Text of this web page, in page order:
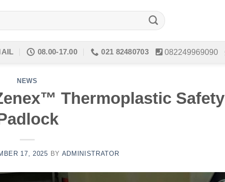
08.00-17.00 021 82480703 082249969090
NEWS
Thermoplastic Safety
17, 2025 BY ADMINISTRATOR